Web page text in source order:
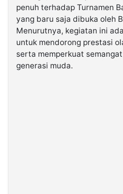
Kabarbaru.co
2026
penuh terhadap Turnamen
yang baru saja dibuka oleh
Menurutnya, kegiatan ini
untuk mendorong prestasi
serta memperkuat
generasi muda.